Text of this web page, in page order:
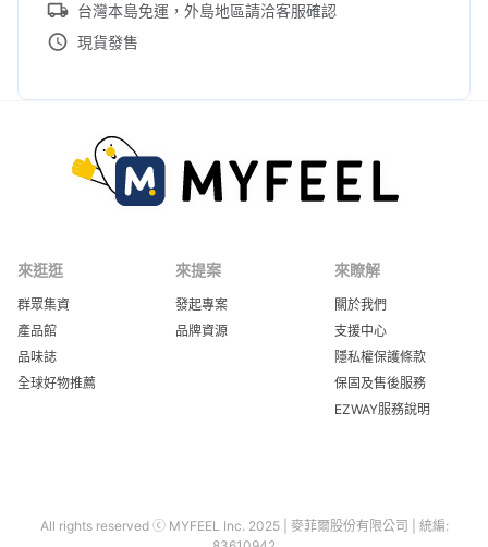
台灣本島免運，外島地區請洽客服確認
現貨發售
來逛逛
群眾集資
產品館
品味誌
全球好物推薦
來提案
發起專案
品牌資源
來瞭解
關於我們
支援中心
隱私權保護條款
保固及售後服務
EZWAY服務說明
All rights reserved ⓒ MYFEEL Inc. 2025 | 麥菲爾股份有限公司 | 統編: